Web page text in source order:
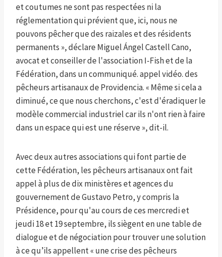
et coutumes ne sont pas respectées ni la
réglementation qui prévient que, ici, nous ne
pouvons pêcher que des raizales et des résidents
permanents », déclare Miguel Ángel Castell Cano,
avocat et conseiller de l'association I-Fish et de la
Fédération, dans un communiqué. appel vidéo. des
pêcheurs artisanaux de Providencia. « Même si cela a
diminué, ce que nous cherchons, c'est d'éradiquer le
modèle commercial industriel car ils n'ont rien à faire
dans un espace qui est une réserve », dit-il.
Avec deux autres associations qui font partie de
cette Fédération, les pêcheurs artisanaux ont fait
appel à plus de dix ministères et agences du
gouvernement de Gustavo Petro, y compris la
Présidence, pour qu'au cours de ces mercredi et
jeudi 18 et 19 septembre, ils siègent en une table de
dialogue et de négociation pour trouver une solution
à ce qu’ils appellent « une crise des pêcheurs